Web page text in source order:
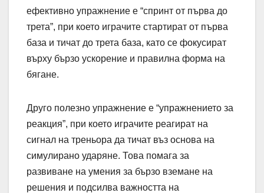
ефективно упражнение е “спринт от първа до
трета”, при което играчите стартират от първа
база и тичат до трета база, като се фокусират
върху бързо ускорение и правилна форма на
бягане.
Друго полезно упражнение е “упражнението за
реакция”, при което играчите реагират на
сигнал на треньора да тичат въз основа на
симулирано ударяне. Това помага за
развиване на умения за бързо вземане на
решения и подсилва важността на